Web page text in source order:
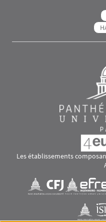
Les établissements
Visuel svgVisuel svg
Visuel